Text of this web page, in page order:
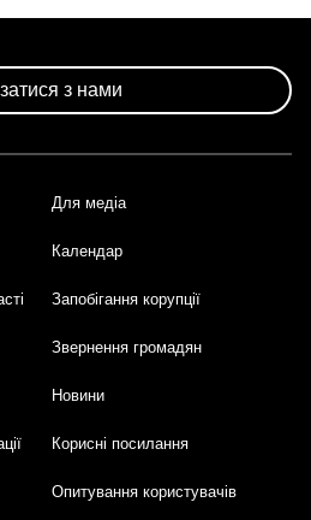
з нами
Для медіа
Календар
Запобігання корупції
Звернення громадян
Новини
Корисні посилання
Опитування користувачів